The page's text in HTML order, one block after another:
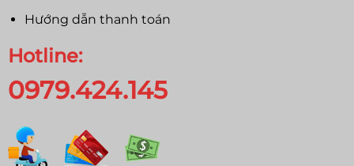
Hướng dẫn thanh toán
Hotline:
0979.424.145